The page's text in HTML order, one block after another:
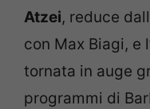
Atzei, reduce
con Max Biagi, e
tornata in auge
programmi di